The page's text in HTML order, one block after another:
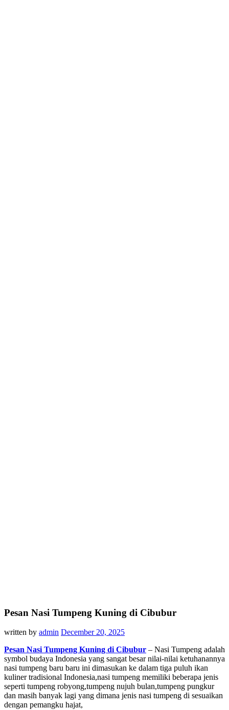
Pesan Nasi Tumpeng Kuning di Cibubur
written by admin December 20, 2025
Pesan Nasi Tumpeng Kuning di Cibubur – Nasi Tumpeng adalah
symbol budaya Indonesia yang sangat besar nilai-nilai ketuhanannya
nasi tumpeng baru baru ini dimasukan ke dalam tiga puluh ikan
kuliner tradisional Indonesia,nasi tumpeng memiliki beberapa jenis
seperti tumpeng robyong,tumpeng nujuh bulan,tumpeng pungkur
dan masih banyak lagi yang dimana jenis nasi tumpeng di sesuaikan
dengan pemangku hajat,